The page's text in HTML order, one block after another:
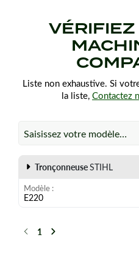
VÉRIFIEZ
Liste non exhaustive. Si
la liste, Contactez
Saisissez votre modèle…
TronçonneuseSTIHL
Modèle
E220
Précédent
1 Suivant